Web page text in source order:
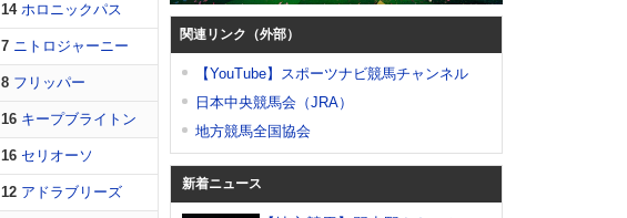
14 ホロニックパス
7 ニトロジャーニー
8 フリッパー
16 キープブライトン
16 セリオーソ
12 アドラブリーズ
関連リンク（外部）
【YouTube】スポーツナビ競馬チャンネル
日本中央競馬会（JRA）
地方競馬全国協会
新着ニュース